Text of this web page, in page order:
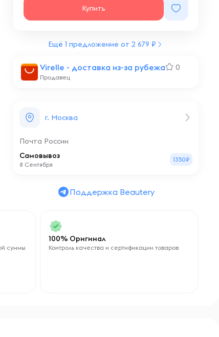
Virelle - доставка из-за рубежа 0
Продавец
Купить
г. Москва
Почта России
Самовывоз
8 Сентября
1350₽
Ещё 1 предложение от 2 679 ₽
Поддержка Beautery
суммы
100% Оригинал
Контроль качества и сертификации товаров